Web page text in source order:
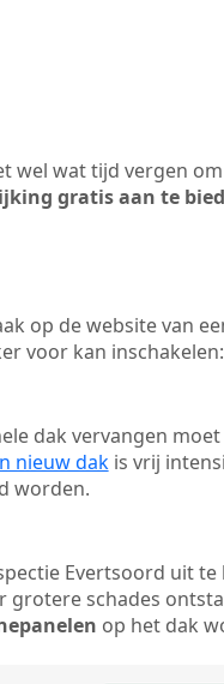
wel wat tijd vergen
gratis aan te
op de website van
voor kan inschakelen:
dak vervangen
nieuw dakis vrij
worden.
Evertsoord uit te
schades
op het dak